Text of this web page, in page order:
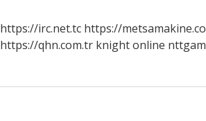
https://irc.net.tc https://
https://qhn.com.tr knight online